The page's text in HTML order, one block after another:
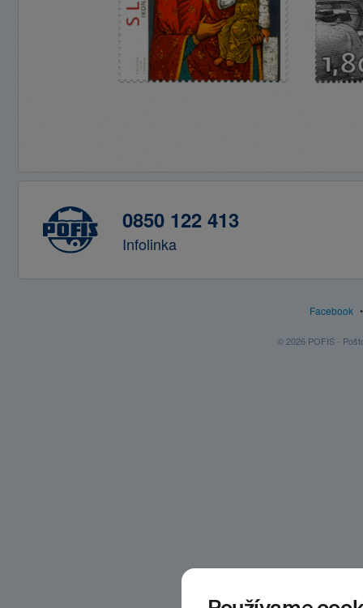
0850 122 413
Infolinka
Facebook
© 2026 POFIS -